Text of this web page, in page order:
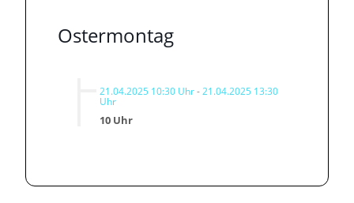
Ostermontag
21.04.2025 10:30 Uhr-21.04.2025 13:30
Uhr
10 Uhr